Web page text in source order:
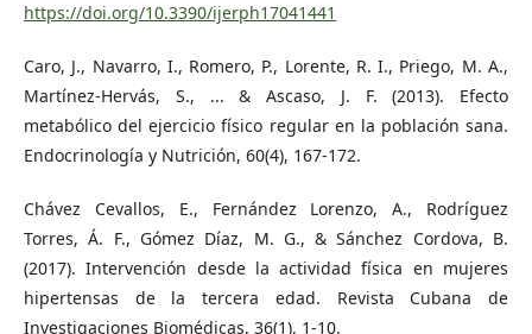
https://doi.org/10.3390/ijerph17041441
Caro, J., Navarro, I., Romero, P., Lorente, R. I., Priego, M. A.,
Martínez-Hervás, S., ... & Ascaso, J. F. (2013). Efecto
metabólico del ejercicio físico regular en la población sana.
Endocrinología y Nutrición, 60(4), 167-172.
Chávez Cevallos, E., Fernández Lorenzo, A., Rodríguez
Torres, Á. F., Gómez Díaz, M. G., & Sánchez Cordova, B.
(2017). Intervención desde la actividad física en mujeres
hipertensas de la tercera edad. Revista Cubana de
Investigaciones Biomédicas, 36(1), 1-10.